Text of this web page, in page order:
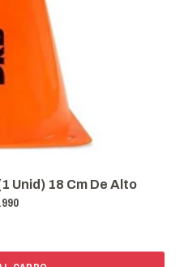
Unid) 18 Cm De Alto